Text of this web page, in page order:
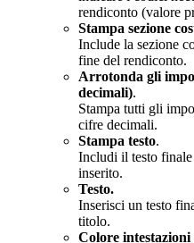
rendiconto (valore
Stampa sezione
Include la sezione
fine del rendiconto.
Arrotonda gli
decimali).
Stampa tutti gli
cifre decimali.
Stampa testo.
Includi il testo
inserito.
Testo.
Inserisci un testo
titolo.
Colore intestazioni